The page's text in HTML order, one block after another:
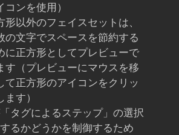
コンを使用）
形以外のフェイスセットは、
の文字でスペースを節約する
に正方形としてプレビューで
す（プレビューにマウスを移
て正方形のアイコンをクリッ
ます）
タグによるステップ」の選択
るかどうかを制御するため